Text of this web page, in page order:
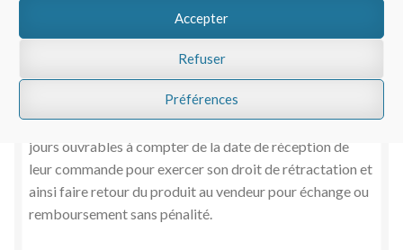
Accepter
Refuser
Préférences
pour effectuer votre règlement.
Article 6. Droit de Rétractation
Conformément à l’article L121-21 du Code de la
consommation, le Client dispose d’un délai de quatorze
jours ouvrables à compter de la date de réception de
leur commande pour exercer son droit de rétractation et
ainsi faire retour du produit au vendeur pour échange ou
remboursement sans pénalité.